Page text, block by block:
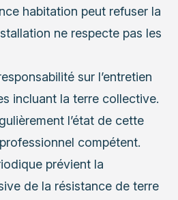
habitation peut refuser la
ne respecte pas les
sur l’entretien
incluant la terre collective.
l’état de cette
compétent.
prévient la
de la résistance de terre